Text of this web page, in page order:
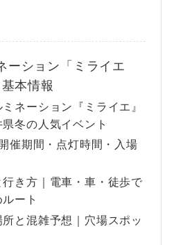
ーション「ミライエ
本情報
ネーション『ミライエ』
冬の人気イベント
催期間・点灯時間・入場
き方｜電車・車・徒歩で
ート
と混雑予想｜穴場スポッ